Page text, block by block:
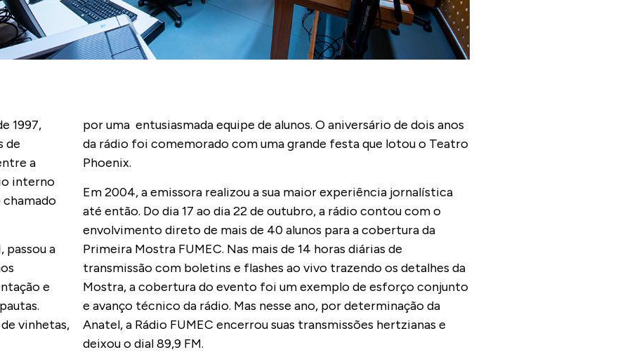
- A TOUT LE MONDE MEGADETH - A TOUT
1997,
de
a
interno
chamado
passou a
e
vinhetas,
por uma entusiasmada equipe de alunos. O aniversário de dois anos
da rádio foi comemorado com uma grande festa que lotou o Teatro
Phoenix.
Em 2004, a emissora realizou a sua maior experiência jornalística
até então. Do dia 17 ao dia 22 de outubro, a rádio contou com o
envolvimento direto de mais de 40 alunos para a cobertura da
Primeira Mostra FUMEC. Nas mais de 14 horas diárias de
transmissão com boletins e flashes ao vivo trazendo os detalhes da
Mostra, a cobertura do evento foi um exemplo de esforço conjunto
e avanço técnico da rádio. Mas nesse ano, por determinação da
Anatel, a Rádio FUMEC encerrou suas transmissões hertzianas e
deixou o dial 89,9 FM.